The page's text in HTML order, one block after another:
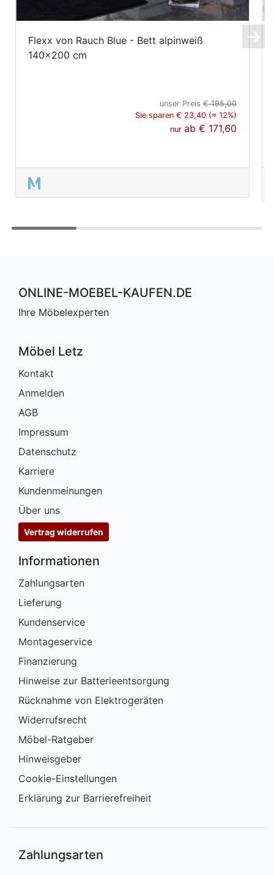
Flexx von Rauch Blue - Bett alpinweiß
140x200 cm
unser Preis€ 195,00
Sie sparen € 23,40 (≈ 12%)
nurab€ 171,60
ONLINE-MOEBEL-KAUFEN.DE
Ihre Möbelexperten
Möbel Letz
Kontakt
Anmelden
AGB
Impressum
Datenschutz
Karriere
Kundenmeinungen
Über uns
Vertrag widerrufen
Informationen
Zahlungsarten
Lieferung
Kundenservice
Montageservice
Finanzierung
Hinweise zur Batterieentsorgung
Rücknahme von Elektrogeräten
Widerrufsrecht
Möbel-Ratgeber
Hinweisgeber
Cookie-Einstellungen
Erklärung zur Barrierefreiheit
Zahlungsarten